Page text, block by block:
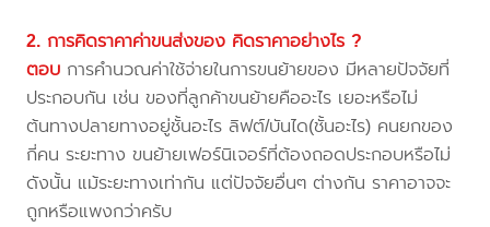
2. การคิดราคาค่าขนส่งของ คิดราคาอย่างไร ?
ตอบ การคำนวณค่าใช้จ่ายในการขนย้ายของ มีหลายปัจจัยที่
ประกอบกัน เช่น ของที่ลูกค้าขนย้ายคืออะไร เยอะหรือไม่
ต้นทางปลายทางอยู่ชั้นอะไร ลิฟต์/บันได(ชั้นอะไร) คนยกของ
กี่คน ระยะทาง ขนย้ายเฟอร์นิเจอร์ที่ต้องถอดประกอบหรือไม่
ดังนั้น แม้ระยะทางเท่ากัน แต่ปัจจัยอื่นๆ ต่างกัน ราคาอาจจะ
ถูกหรือแพงกว่าครับ